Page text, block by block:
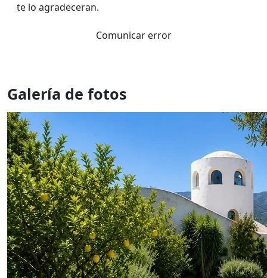
te lo agradeceran.
Comunicar error
Galería de fotos